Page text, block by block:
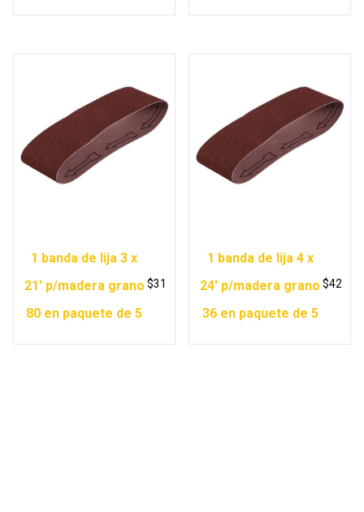
1 banda de lija 3 x
21′ p/madera grano
80 en paquete de 5
$31
1 banda de lija 4 x
24′ p/madera grano
36 en paquete de 5
$42